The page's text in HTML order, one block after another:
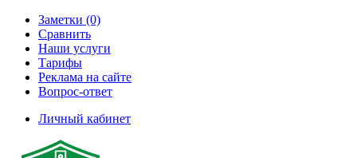
Заметки (0)
Сравнить
Наши услуги
Тарифы
Реклама на сайте
Вопрос-ответ
Личный кабинет